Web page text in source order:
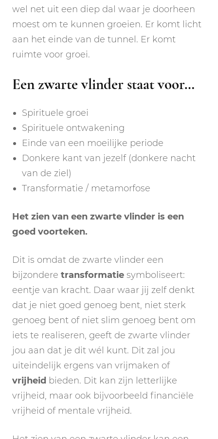
wel net uit een diep dal waar je doorheen
moest om te kunnen groeien. Er komt licht
aan het einde van de tunnel. Er komt
ruimte voor groei.
Een zwarte vlinder staat voor…
Spirituele groei
Spirituele ontwakening
Einde van een moeilijke periode
Donkere kant van jezelf (donkere nacht
van de ziel)
Transformatie / metamorfose
Het zien van een zwarte vlinder is een
goed voorteken.
Dit is omdat de zwarte vlinder een
bijzondere transformatie symboliseert:
eentje van kracht. Daar waar jij zelf denkt
dat je niet goed genoeg bent, niet sterk
genoeg bent of niet slim genoeg bent om
iets te realiseren, geeft de zwarte vlinder
jou aan dat je dit wél kunt. Dit zal jou
uiteindelijk ergens van vrijmaken of
vrijheid bieden. Dit kan zijn letterlijke
vrijheid, maar ook bijvoorbeeld financiële
vrijheid of mentale vrijheid.